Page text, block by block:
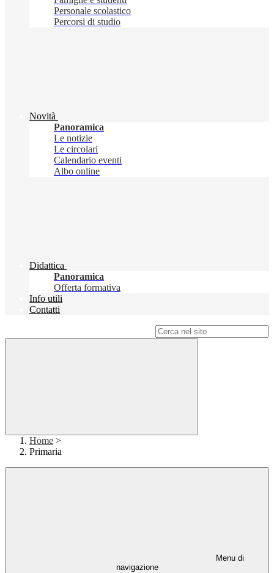
Personale scolastico
Percorsi di studio
Novità
Panoramica
Le notizie
Le circolari
Calendario eventi
Albo online
Didattica
Panoramica
Offerta formativa
Info utili
Contatti
Home >
Primaria
Menu di
navigazione